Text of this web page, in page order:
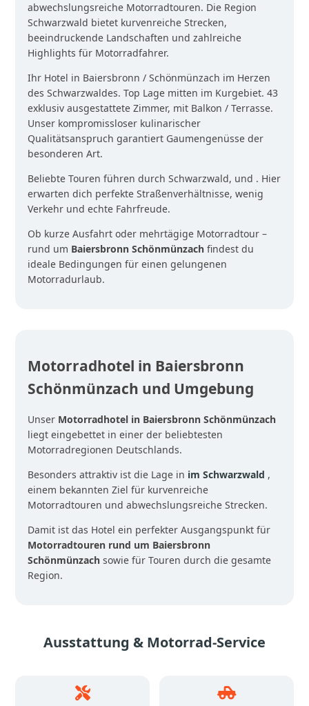
abwechslungsreiche Motorradtouren. Die Region
Schwarzwald bietet kurvenreiche Strecken,
beeindruckende Landschaften und zahlreiche
Highlights für Motorradfahrer.
Ihr Hotel in Baiersbronn / Schönmünzach im Herzen
des Schwarzwaldes. Top Lage mitten im Kurgebiet. 43
exklusiv ausgestattete Zimmer, mit Balkon / Terrasse.
Unser kompromissloser kulinarischer
Qualitätsanspruch garantiert Gaumengenüsse der
besonderen Art.
Beliebte Touren führen durch Schwarzwald, und . Hier
erwarten dich perfekte Straßenverhältnisse, wenig
Verkehr und echte Fahrfreude.
Ob kurze Ausfahrt oder mehrtägige Motorradtour –
rund um Baiersbronn Schönmünzach findest du
ideale Bedingungen für einen gelungenen
Motorradurlaub.
Motorradhotel in Baiersbronn
Schönmünzach und Umgebung
Unser Motorradhotel in Baiersbronn Schönmünzach
liegt eingebettet in einer der beliebtesten
Motorradregionen Deutschlands.
Besonders attraktiv ist die Lage in im Schwarzwald ,
einem bekannten Ziel für kurvenreiche
Motorradtouren und abwechslungsreiche Strecken.
Damit ist das Hotel ein perfekter Ausgangspunkt für
Motorradtouren rund um Baiersbronn
Schönmünzach sowie für Touren durch die gesamte
Region.
Ausstattung & Motorrad-Service